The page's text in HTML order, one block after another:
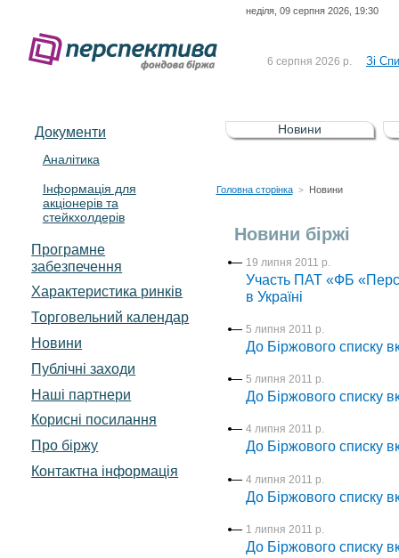
неділя, 09 серпня 2026, 19:30
6 серпня 2026 р. Зі
5 серпня 2026 р.
Зі
UA4000232607)
4 серпня 2026 р.
Документи
Аналітика
Інформація для
акціонерів та
стейкхолдерів
Програмне
забезпечення
Характеристика pинків
Торговельний календар
Новини
Публічні заходи
Наші партнери
Корисні посилання
Про біржу
Контактна інформація
Новини
Головна сторінка > Новини
Новини біржі
19 липня 2011 р.
Участь ПАТ «ФБ
в Україні
5 липня 2011 р.
До Біржового списку
5 липня 2011 р.
До Біржового списку
4 липня 2011 р.
До Біржового списку
4 липня 2011 р.
До Біржового списку
1 липня 2011 р.
До Біржового списку